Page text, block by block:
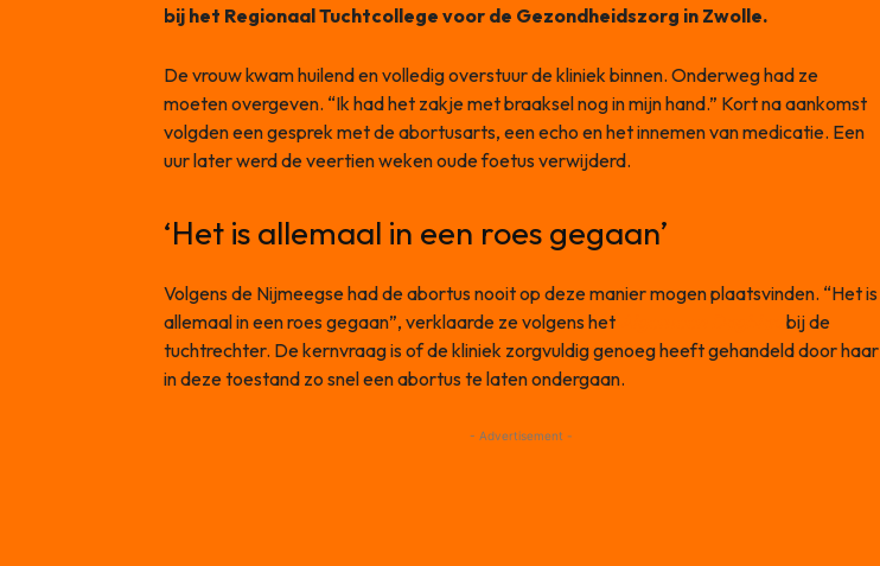
bij het Regionaal Tuchtcollege voor de Gezondheidszorg in Zwolle.
De vrouw kwam huilend en volledig overstuur de kliniek binnen. Onderweg had ze
moeten overgeven. “Ik had het zakje met braaksel nog in mijn hand.” Kort na aankomst
volgden een gesprek met de abortusarts, een echo en het innemen van medicatie. Een
uur later werd de veertien weken oude foetus verwijderd.
‘Het is allemaal in een roes gegaan’
Volgens de Nijmeegse had de abortus nooit op deze manier mogen plaatsvinden. “Het is
allemaal in een roes gegaan”, verklaarde ze volgens het
bij de
tuchtrechter. De kernvraag is of de kliniek zorgvuldig genoeg heeft gehandeld door haar
in deze toestand zo snel een abortus te laten ondergaan.
- Advertisement -